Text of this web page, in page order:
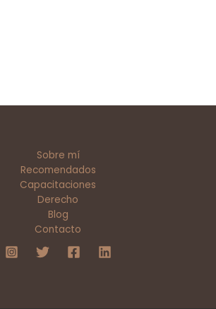
Sobre mí
Recomendados
Capacitaciones
Derecho
Blog
Contacto